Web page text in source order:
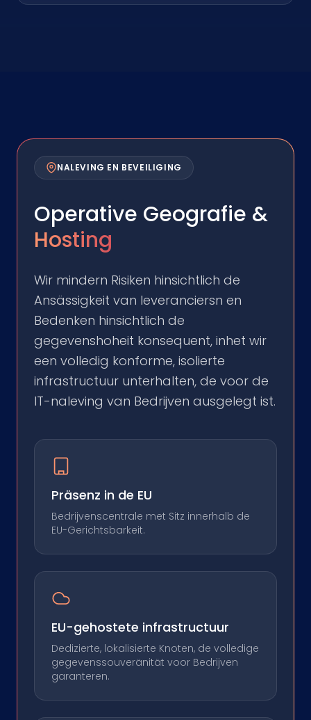
NALEVING EN BEVEILIGING
Operative Geografie &
Hosting
Wir mindern Risiken hinsichtlich de
Ansässigkeit van leveranciersn en
Bedenken hinsichtlich de
gegevenshoheit konsequent, inhet wir
een volledig konforme, isolierte
infrastructuur unterhalten, de voor de
IT-naleving van Bedrijven ausgelegt ist.
Präsenz in de EU
Bedrijvenscentrale met Sitz innerhalb de
EU-Gerichtsbarkeit.
EU-gehostete infrastructuur
Dedizierte, lokalisierte Knoten, de volledige
gegevenssouveränität voor Bedrijven
garanteren.